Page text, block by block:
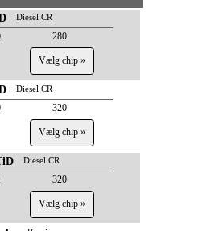
Diesel CR
280
Vælg chip »
Diesel CR
320
Vælg chip »
Diesel CR
320
Vælg chip »